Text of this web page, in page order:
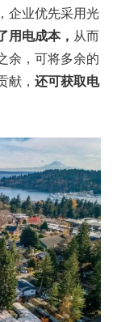
企业优先采用光
用电成本， 从而
余，可将多余的
献， 还可获取电